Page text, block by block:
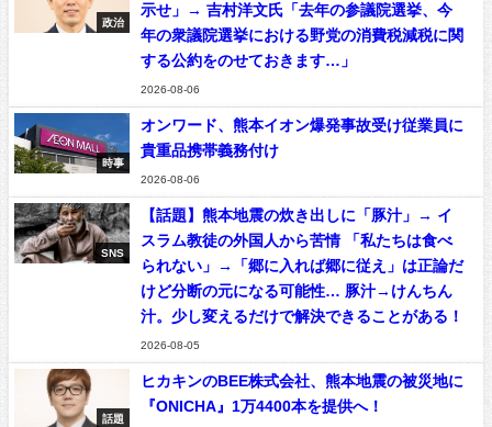
政治
示せ」→ 吉村洋文氏「去年の参議院選挙、今
年の衆議院選挙における野党の消費税減税に関
する公約をのせておきます…」
2026-08-06
時事
オンワード、熊本イオン爆発事故受け従業員に
貴重品携帯義務付け
2026-08-06
SNS
【話題】熊本地震の炊き出しに「豚汁」→ イ
スラム教徒の外国人から苦情 「私たちは食べ
られない」→「郷に入れば郷に従え」は正論だ
けど分断の元になる可能性… 豚汁→けんちん
汁。少し変えるだけで解決できることがある！
2026-08-05
話題
ヒカキンのBEE株式会社、熊本地震の被災地に
『ONICHA』1万4400本を提供へ！